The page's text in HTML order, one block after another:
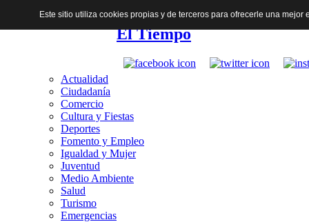
El Tiempo
Actualidad
Ciudadanía
Comercio
Cultura y Fiestas
Deportes
Fomento y Empleo
Igualdad y Mujer
Juventud
Medio Ambiente
Salud
Turismo
Emergencias
Este sitio utiliza cookies propias y de terceros para ofrecerle una